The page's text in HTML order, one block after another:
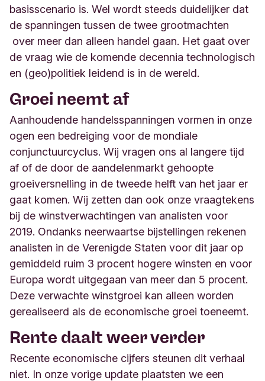
basisscenario is. Wel wordt steeds duidelijker dat
de spanningen tussen de twee grootmachten
over meer dan alleen handel gaan. Het gaat over
de vraag wie de komende decennia technologisch
en (geo)politiek leidend is in de wereld.
Groei neemt af
Aanhoudende handelsspanningen vormen in onze
ogen een bedreiging voor de mondiale
conjunctuurcyclus. Wij vragen ons al langere tijd
af of de door de aandelenmarkt gehoopte
groeiversnelling in de tweede helft van het jaar er
gaat komen. Wij zetten dan ook onze vraagtekens
bij de winstverwachtingen van analisten voor
2019. Ondanks neerwaartse bijstellingen rekenen
analisten in de Verenigde Staten voor dit jaar op
gemiddeld ruim 3 procent hogere winsten en voor
Europa wordt uitgegaan van meer dan 5 procent.
Deze verwachte winstgroei kan alleen worden
gerealiseerd als de economische groei toeneemt.
Rente daalt weer verder
Recente economische cijfers steunen dit verhaal
niet. In onze vorige update plaatsten we een